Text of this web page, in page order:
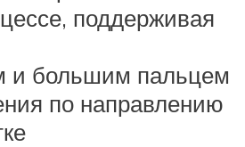
поддерживая
и большим пальцем
по направлению